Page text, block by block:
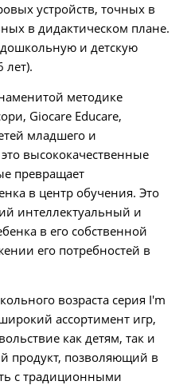
устройств, точных в
в дидактическом плане.
и детскую
лет).
методике
Giocare Educare,
младшего и
высококачественные
превращает
в центр обучения. Это
интеллектуальный и
в его собственной
его потребностей в
возраста серия I'm
ассортимент игр,
как детям, так и
продукт, позволяющий в
с традиционными